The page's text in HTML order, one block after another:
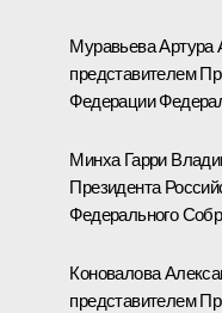
МуравьеваАртура
представителем
Федерации
МинхаГарри
Президента
Федерального
Коновалова
представителем